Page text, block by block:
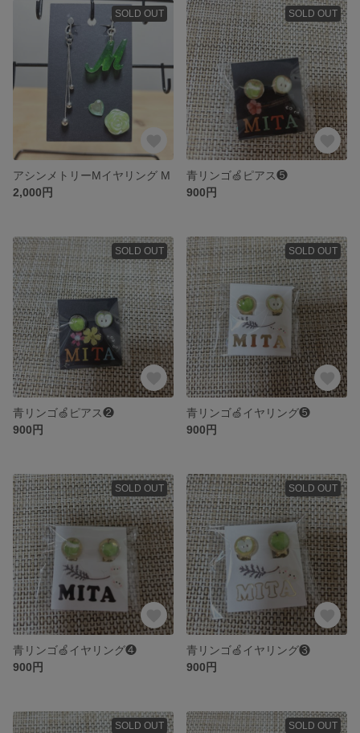
SOLD OUT
アシンメトリーMイヤリング M
2,000円
SOLD OUT
青リンゴ🍏ピアス❺
900円
SOLD OUT
青リンゴ🍏ピアス❷
900円
SOLD OUT
青リンゴ🍏イヤリング❺
900円
SOLD OUT
青リンゴ🍏イヤリング❹
900円
SOLD OUT
青リンゴ🍏イヤリング❸
900円
SOLD OUT SOLD OUT